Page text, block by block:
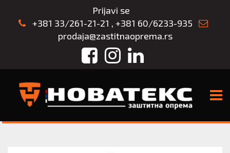
Prijavi se
+381 33/261-21-21 , +381 60/6233-935
prodaja@zastitnaoprema.rs
FacebookInstagram
LinkedIn